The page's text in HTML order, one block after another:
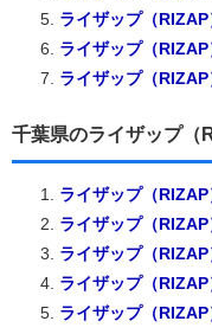
ライザップ（
ライザップ（
ライザップ（
千葉県のライザップ（
ライザップ（
ライザップ（
ライザップ（
ライザップ（
ライザップ（